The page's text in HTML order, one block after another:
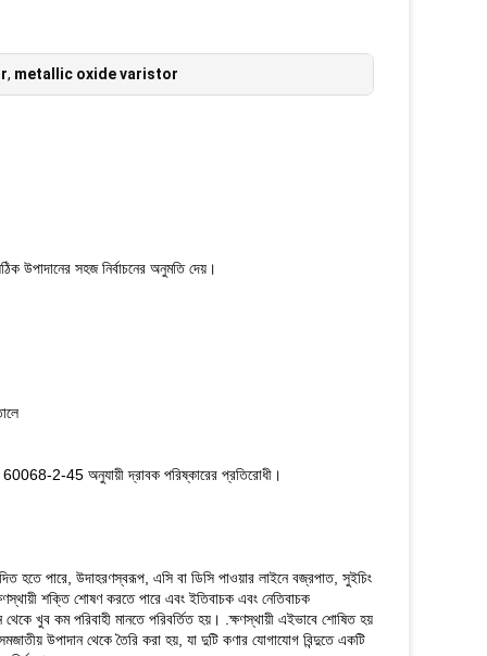
, metallic oxide varistor
উপাদানের সহজ নির্বাচনের অনুমতি দেয়।
60068-2-45 অনুযায়ী দ্রাবক পরিষ্কারের প্রতিরোধী।
হতে পারে, উদাহরণস্বরূপ, এসি বা ডিসি পাওয়ার লাইনে বজ্রপাত, সুইচিং
শক্তি শোষণ করতে পারে এবং ইতিবাচক এবং নেতিবাচক
খুব কম পরিবাহী মানতে পরিবর্তিত হয়। .ক্ষণস্থায়ী এইভাবে শোষিত হয়
উপাদান থেকে তৈরি করা হয়, যা দুটি কণার যোগাযোগ বিন্দুতে একটি